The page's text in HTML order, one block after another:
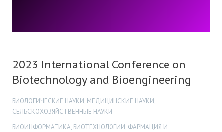
2023 International Conference on
Biotechnology and Bioengineering
БИОЛОГИЧЕСКИЕ НАУКИ, МЕДИЦИНСКИЕ НАУКИ,
СЕЛЬСКОХОЗЯЙСТВЕННЫЕ НАУКИ
БИОИНФОРМАТИКА, БИОТЕХНОЛОГИИ, ФАРМАЦИЯ И